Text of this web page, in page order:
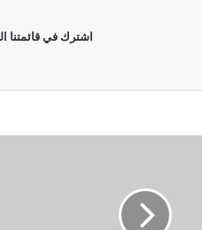
اشترك في قائمتنا